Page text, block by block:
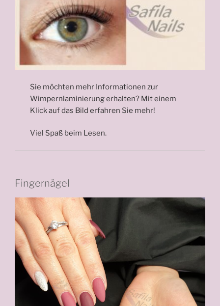
Sie möchten mehr Informationen zur
Wimpernlaminierung erhalten? Mit einem
Klick auf das Bild erfahren Sie mehr!
Viel Spaß beim Lesen.
Fingernägel